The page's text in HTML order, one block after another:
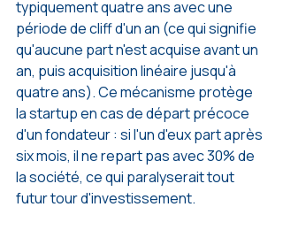
typiquement quatre ans avec une
période de cliff d'un an (ce qui signifie
qu'aucune part n'est acquise avant un
an, puis acquisition linéaire jusqu'à
quatre ans). Ce mécanisme protège
la startup en cas de départ précoce
d'un fondateur : si l'un d'eux part après
six mois, il ne repart pas avec 30% de
la société, ce qui paralyserait tout
futur tour d'investissement.